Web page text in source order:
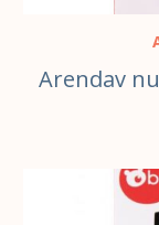
Arendav